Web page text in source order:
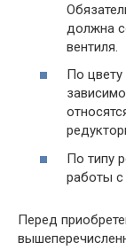
должна
вентиля.
По
По типу
работы с
Перед